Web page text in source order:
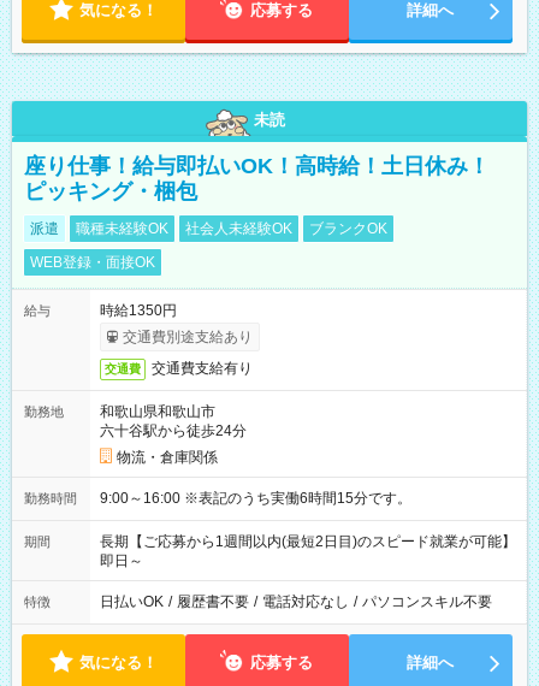
気になる！ 応募する 詳細へ
未読
座り仕事！給与即払いOK！高時給！土日休み！
ピッキング・梱包
派遣 職種未経験OK 社会人未経験OK
ブランクOK
WEB登録・面接OK
給与
時給1350円
交通費別途支給あり
交通費 交通費支給有り
勤務地
和歌山県和歌山市
六十谷駅から徒歩24分
物流・倉庫関係
勤務時間 9:00～16:00 ※表記のうち実働6時間15分です。
期間
長期【ご応募から1週間以内(最短2日目)のスピード就業が可能】
即日～
特徴 日払いOK / 履歴書不要 / 電話対応なし / パソコンスキル不要
気になる！ 応募する 詳細へ